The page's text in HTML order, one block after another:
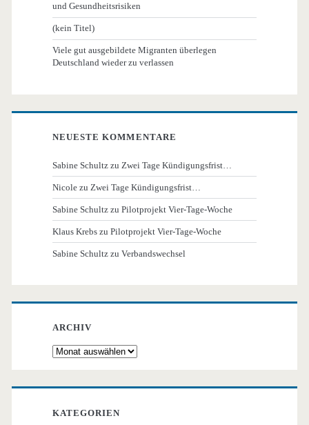
und Gesundheitsrisiken
(kein Titel)
Viele gut ausgebildete Migranten überlegen
Deutschland wieder zu verlassen
NEUESTE KOMMENTARE
Sabine Schultz zu Zwei Tage Kündigungsfrist…
Nicole zu Zwei Tage Kündigungsfrist…
Sabine Schultz zuPilotprojekt Vier-Tage-Woche
Klaus Krebs zuPilotprojekt Vier-Tage-Woche
Sabine Schultz zuVerbandswechsel
ARCHIV
Archiv
KATEGORIEN